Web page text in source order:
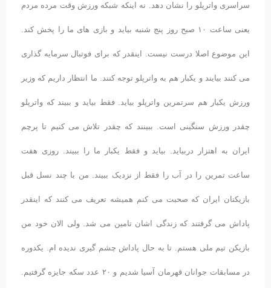
سراسری واترپلو را نشان دهد. نه اینکه شبکه ورزش وقت مرده مردم
یعنی ساعت ۱۰ صبح روز پنج شنبه بیاید و بازی های ما را پخش کند.
این موضوع اصلا درست نیست. اینقدر که برای فوتبال سرمایه گذاری
می کنند بیایند و یکبار هم به واترپلو توجه کنند. ما انتظار داریم که وزیر
ورزش یکبار هم سرتمرین واترپلو بیاید. فقط بیاید و ببیند که واترپلو
چقدر ورزش سنگینی است. ببینند که چقدر تلاش می کنیم تا پرچم
ایران به اهتزار دربیاید. بیاید و فقط یکبار ما را ببیند. روزی هفت
ساعت تمرین را در آب را فقط از نزدیک ببیند. من با چند نسل قبل
بازیکنان ایران که صحبت می کنم همیشه تعریف می کنند که اینقدر
پاداش می گرفتند که زندگی اشان تامین می شد. ولی الان خود من
بازیکن تیم ملی هستم. تا به حال پاداش چشم گیری ندیده ام. یکدوره
در مسابقات جوانان قهرمان آسیا شدیم و ۲۰ عدد سکه جایزه گرفتیم.